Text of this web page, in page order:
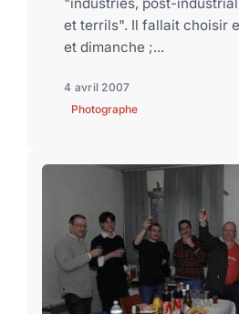
et terrils". Il fallait choisir
et dimanche ;...
4 avril 2007
Photographe